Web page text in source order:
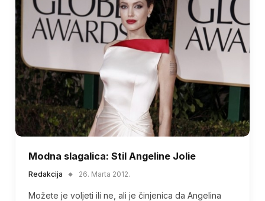
Modna slagalica: Stil Angeline Jolie
Redakcija 26. Marta 2012.
Možete je voljeti ili ne, ali je činjenica da Angelina